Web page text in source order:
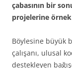
çabasının bir
projelerine
Böylesine büyük
çalışanı, ulusal
destekleyen